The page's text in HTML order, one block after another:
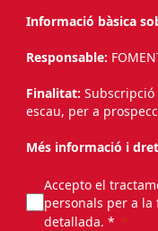
Informació bàsica
Responsable:
Finalitat:
escau, per a
Més informació i
Accepto el
personals per a
detallada. *